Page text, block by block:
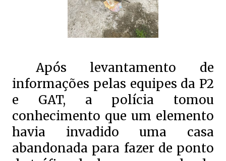
Após levantamento de
informações pelas equipes da P2
e GAT, a polícia tomou
conhecimento que um elemento
havia invadido uma casa
abandonada para fazer de ponto